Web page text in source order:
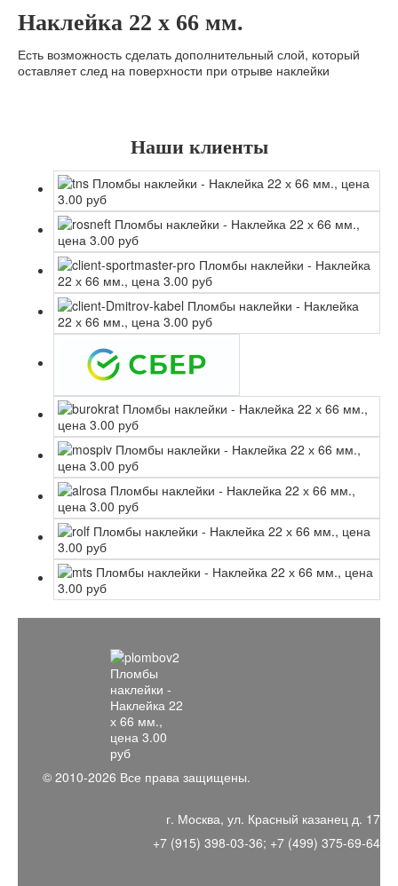
Наклейка 22 х 66 мм.
Есть возможность сделать дополнительный слой, который
оставляет след на поверхности при отрыве наклейки
Наши клиенты
© 2010-2026 Все права защищены.
г. Москва, ул. Красный казанец д. 17
+7 (915) 398-03-36; +7 (499) 375-69-64